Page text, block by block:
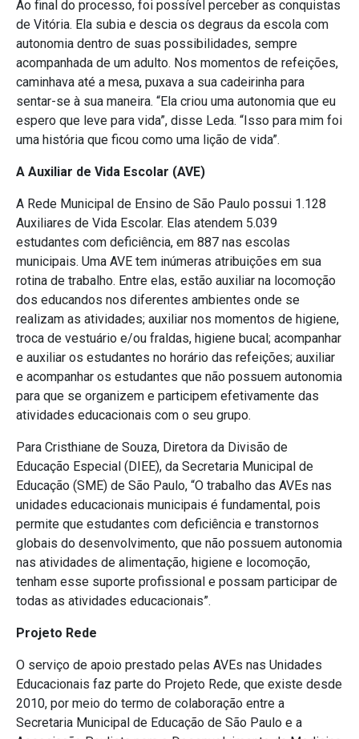
Ao final do processo, foi possível perceber as conquistas
de Vitória. Ela subia e descia os degraus da escola com
autonomia dentro de suas possibilidades, sempre
acompanhada de um adulto. Nos momentos de refeições,
caminhava até a mesa, puxava a sua cadeirinha para
sentar-se à sua maneira. “Ela criou uma autonomia que eu
espero que leve para vida”, disse Leda. “Isso para mim foi
uma história que ficou como uma lição de vida”.
A Auxiliar de Vida Escolar (AVE)
A Rede Municipal de Ensino de São Paulo possui 1.128
Auxiliares de Vida Escolar. Elas atendem 5.039
estudantes com deficiência, em 887 nas escolas
municipais. Uma AVE tem inúmeras atribuições em sua
rotina de trabalho. Entre elas, estão auxiliar na locomoção
dos educandos nos diferentes ambientes onde se
realizam as atividades; auxiliar nos momentos de higiene,
troca de vestuário e/ou fraldas, higiene bucal; acompanhar
e auxiliar os estudantes no horário das refeições; auxiliar
e acompanhar os estudantes que não possuem autonomia
para que se organizem e participem efetivamente das
atividades educacionais com o seu grupo.
Para Cristhiane de Souza, Diretora da Divisão de
Educação Especial (DIEE), da Secretaria Municipal de
Educação (SME) de São Paulo, “O trabalho das AVEs nas
unidades educacionais municipais é fundamental, pois
permite que estudantes com deficiência e transtornos
globais do desenvolvimento, que não possuem autonomia
nas atividades de alimentação, higiene e locomoção,
tenham esse suporte profissional e possam participar de
todas as atividades educacionais”.
Projeto Rede
O serviço de apoio prestado pelas AVEs nas Unidades
Educacionais faz parte do Projeto Rede, que existe desde
2010, por meio do termo de colaboração entre a
Secretaria Municipal de Educação de São Paulo e a